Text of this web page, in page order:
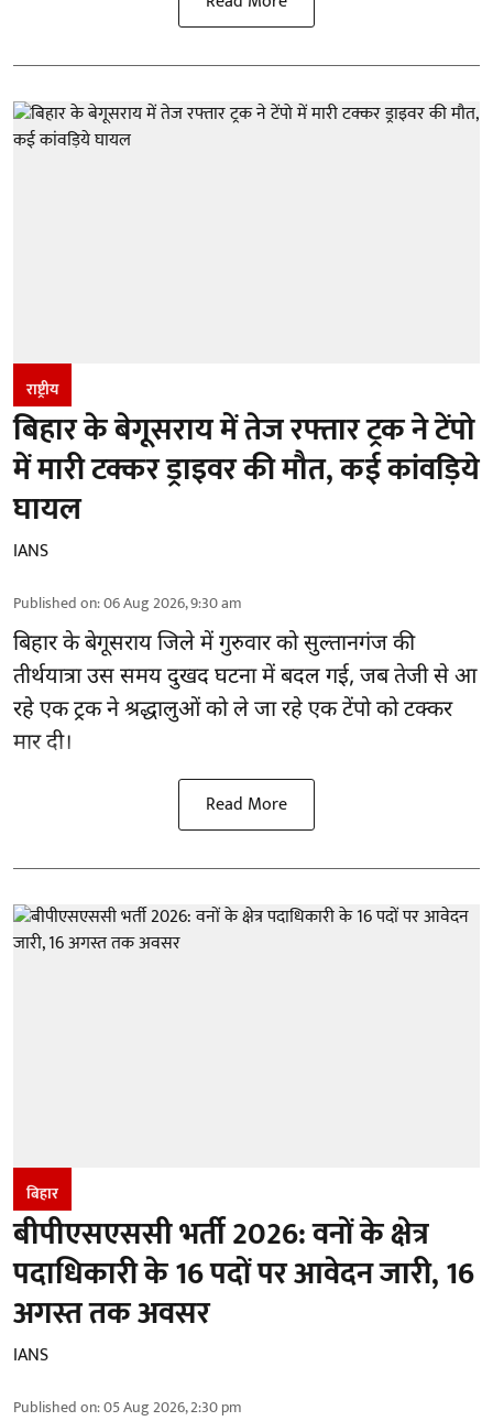
राष्ट्रीय
बिहार के बेगूसराय में तेज रफ्तार ट्रक ने टेंपो
में मारी टक्कर ड्राइवर की मौत, कई कांवड़िये
घायल
IANS
Published on:06 Aug 2026, 9:30 am
बिहारके बेगूसराय जिले में गुरुवार को सुल्तानगंज की
तीर्थयात्रा उस समय दुखद घटना में बदल गई, जब तेजी से आ
रहे एक ट्रक ने श्रद्धालुओं को ले जा रहे एक टेंपो को टक्कर
मार दी।
Read More
बिहार
बीपीएसएससी भर्ती 2026: वनों के क्षेत्र
पदाधिकारी के 16 पदों पर आवेदन जारी, 16
अगस्त तक अवसर
IANS
Published on:05 Aug 2026, 2:30 pm